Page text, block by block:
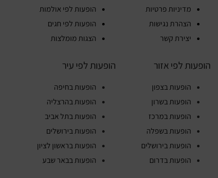
מדיניות פרטיות
הצהרת נגישות
יצירת קשר
הופעות לפי אולמות
הופעות לפי חגים
הצגות מומלצות
הופעות לפי אזור
הופעות בצפון
הופעות בשרון
הופעות במרכז
הופעות בשפלה
הופעות בירושלים
הופעות בדרום
הופעות לפי עיר
הופעות בחיפה
הופעות בהרצליה
הופעות בתל אביב
הופעות בירושלים
הופעות בראשון לציון
הופעות בבאר שבע